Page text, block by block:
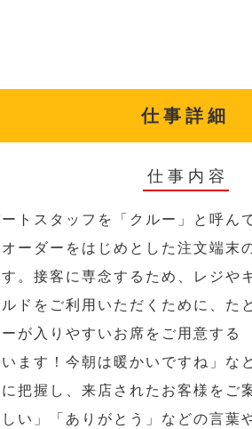
仕事詳細
仕事内容
トスタッフを「クルー」と呼ん
ーダーをはじめとした注文端
。接客に専念するため、レジや
ドをご利用いただくために、た
が入りやすいお席をご用意する
ます！今朝は暖かいですね」な
に把握し、来店されたお客様を
い」「ありがとう」などの言